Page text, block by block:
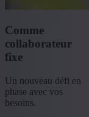
Comme
collaborateur
fixe
Un nouveau défi en
phase avec vos
besoins.